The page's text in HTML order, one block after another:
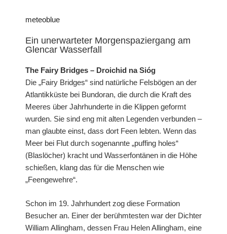
meteoblue
Ein unerwarteter Morgenspaziergang am
Glencar Wasserfall
The Fairy Bridges – Droichid na Sióg
Die „Fairy Bridges“ sind natürliche Felsbögen an der
Atlantikküste bei Bundoran, die durch die Kraft des
Meeres über Jahrhunderte in die Klippen geformt
wurden. Sie sind eng mit alten Legenden verbunden –
man glaubte einst, dass dort Feen lebten. Wenn das
Meer bei Flut durch sogenannte „puffing holes“
(Blaslöcher) kracht und Wasserfontänen in die Höhe
schießen, klang das für die Menschen wie
„Feengewehre“.
Schon im 19. Jahrhundert zog diese Formation
Besucher an. Einer der berühmtesten war der Dichter
William Allingham, dessen Frau Helen Allingham, eine